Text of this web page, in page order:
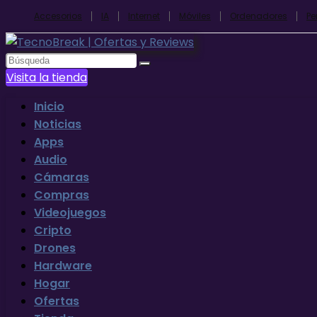
Accesorios IA Internet Móviles Ordenadores
Visita la tienda
Inicio
Noticias
Apps
Audio
Cámaras
Compras
Videojuegos
Cripto
Drones
Hardware
Hogar
Ofertas